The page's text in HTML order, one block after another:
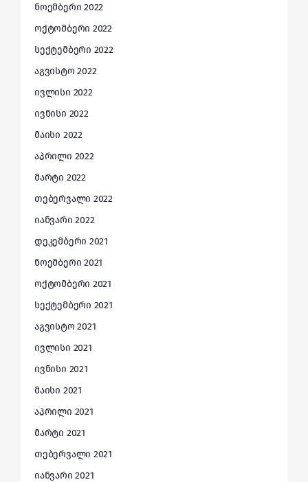
ნოემბერი 2022
ოქტომბერი 2022
სექტემბერი 2022
აგვისტო 2022
ივლისი 2022
ივნისი 2022
მაისი 2022
აპრილი 2022
მარტი 2022
თებერვალი 2022
იანვარი 2022
დეკემბერი 2021
ნოემბერი 2021
ოქტომბერი 2021
სექტემბერი 2021
აგვისტო 2021
ივლისი 2021
ივნისი 2021
მაისი 2021
აპრილი 2021
მარტი 2021
თებერვალი 2021
იანვარი 2021